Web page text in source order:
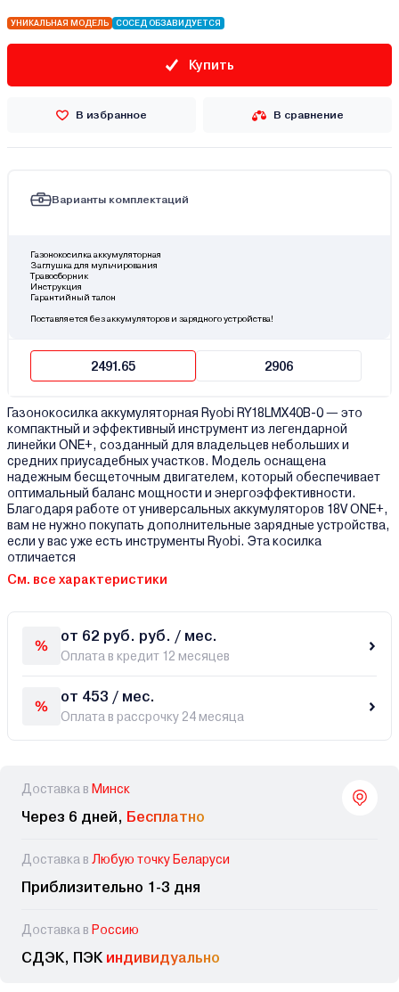
УНИКАЛЬНАЯ МОДЕЛЬ СОСЕД ОБЗАВИДУЕТСЯ
Купить
В избранное В сравнение
Варианты комплектаций
Газонокосилка аккумуляторная
Заглушка для мульчирования
Травосборник
Инструкция
Гарантийный талон
Поставляется без аккумуляторов и зарядного устройства!
2491.65 2906
Газонокосилка аккумуляторная Ryobi RY18LMX40B-0 — это
компактный и эффективный инструмент из легендарной
линейки ONE+, созданный для владельцев небольших и
средних приусадебных участков. Модель оснащена
надежным бесщеточным двигателем, который обеспечивает
оптимальный баланс мощности и энергоэффективности.
Благодаря работе от универсальных аккумуляторов 18V ONE+,
вам не нужно покупать дополнительные зарядные устройства,
если у вас уже есть инструменты Ryobi. Эта косилка
отличается
См. все характеристики
от 62 руб. руб. / мес.
Оплата в кредит 12 месяцев
от 453 / мес.
Оплата в рассрочку 24 месяца
Доставка в Минск
Через 6 дней, Бесплатно
Доставка в Любую точку Беларуси
Приблизительно 1-3 дня
Доставка в Россию
СДЭК, ПЭК индивидуально